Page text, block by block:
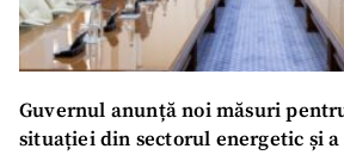
Guvernul anunță noi măsuri
situației din sectorul energetic și